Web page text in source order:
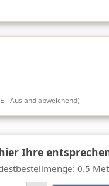
- Ausland abweichend)
Ihre
0.5